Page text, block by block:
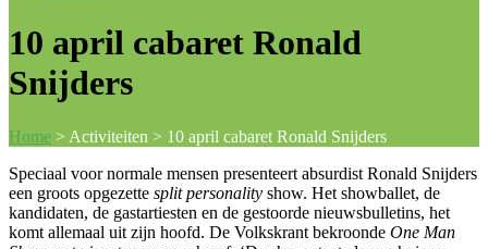
10 april cabaret Ronald
Snijders
Home > Activiteiten > 10 april cabaret Ronald Snijders
Speciaal voor normale mensen presenteert absurdist Ronald Snijders
een groots opgezette split personality show. Het showballet, de
kandidaten, de gastartiesten en de gestoorde nieuwsbulletins, het
komt allemaal uit zijn hoofd. De Volkskrant bekroonde One Man